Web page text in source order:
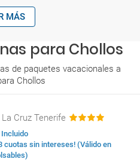
MÁS
para Chollos
de paquetes vacacionales a
Chollos
Cruz Tenerife
Incluido
cuotas sin intereses! (Válido en